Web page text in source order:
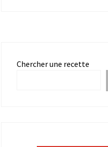
Chercher une recette